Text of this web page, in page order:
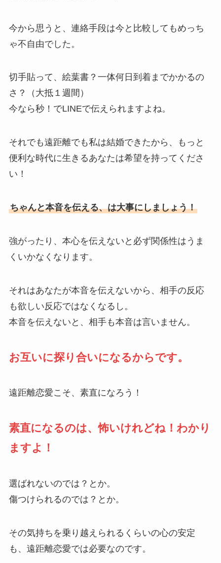
今から思うと、連絡手段は今と比較してもめっち
ゃ不自由でした。
切手貼って、絵葉書？一体何日到着までかかるの
さ？（大抵１週間）
今なら秒！でLINEで伝えられますよね。
それでも遠距離でも私は結婚できたから、もっと
便利な時代に生きるあなたは希望を持ってくださ
い！
ちゃんと本音を伝える、は大事にしましょう！
強がったり、本心を伝えないと必ず関係性はうま
くいかなくなります。
それはあなたが本音を伝えないから、相手の反応
も欲しい反応ではなくなるし。
本音を伝えないと、相手も本音は言いません。
お互いに探り合いになるからです。
遠距離恋愛こそ、素直になろう！
素直になるのは、怖いけれどね！わかり
ますよ！
選ばれないのでは？とか。
傷つけられるのでは？とか。
その気持ちを乗り越えられるくらいの心の安定
も、遠距離恋愛では必要なのです。